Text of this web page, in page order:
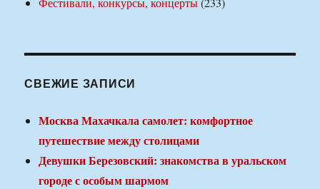
СВЕЖИЕ ЗАПИСИ
Москва Махачкала самолет: комфортное
путешествие между столицами
Девушки Березовский: знакомства в уральском
городе с особым шармом